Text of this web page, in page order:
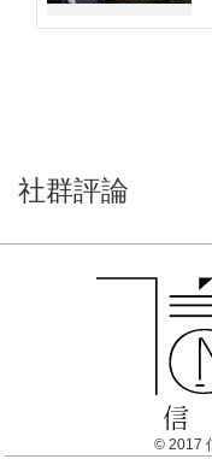
社群評論
© 2017